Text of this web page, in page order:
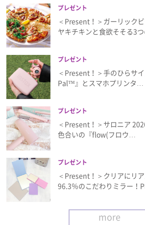
プレゼント
＜Present！＞ガーリック
ヤキチキンと食欲そそる3つ
プレゼント
＜Present！＞手のひらサ
Pal™』とスマホプリンタ…
プレゼント
＜Present！＞サロニア
色合いの『flow(フロウ…
プレゼント
＜Present！＞クリアにリ
96.3％のこだわりミラー！
more